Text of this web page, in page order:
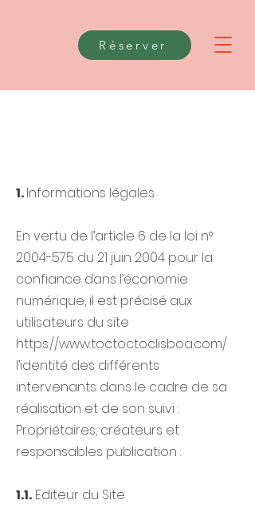
Réserver
1.Informations légales
En vertu de l’article 6 de la loi n°
2004-575 du 21 juin 2004 pour la
confiance dans l’économie
numérique, il est précisé aux
utilisateurs du site
https://www.toctoctoclisboa.com/
l’identité des différents
intervenants dans le cadre de sa
réalisation et de son suivi :
Propriétaires, créateurs et
responsables publication :
1.1. Editeur du Site